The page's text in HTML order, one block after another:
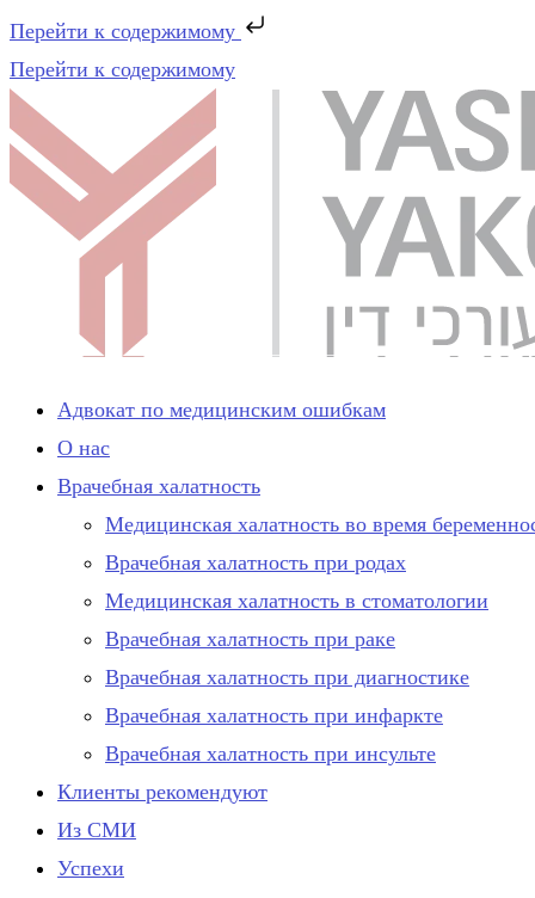
Перейти к содержимому
Перейти к содержимому
Адвокат по медицинским ошибкам
О нас
Врачебная халатность
Медицинская халатность во время
Врачебная халатность при родах
Медицинская халатность в стоматологии
Врачебная халатность при раке
Врачебная халатность при диагностике
Врачебная халатность при инфаркте
Врачебная халатность при инсульте
Клиенты рекомендуют
Из СМИ
Успехи